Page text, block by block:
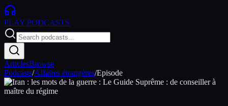
PLAY PODCASTS
ArticlesBrowse
Podcasts/Affaires étrangères/Episode